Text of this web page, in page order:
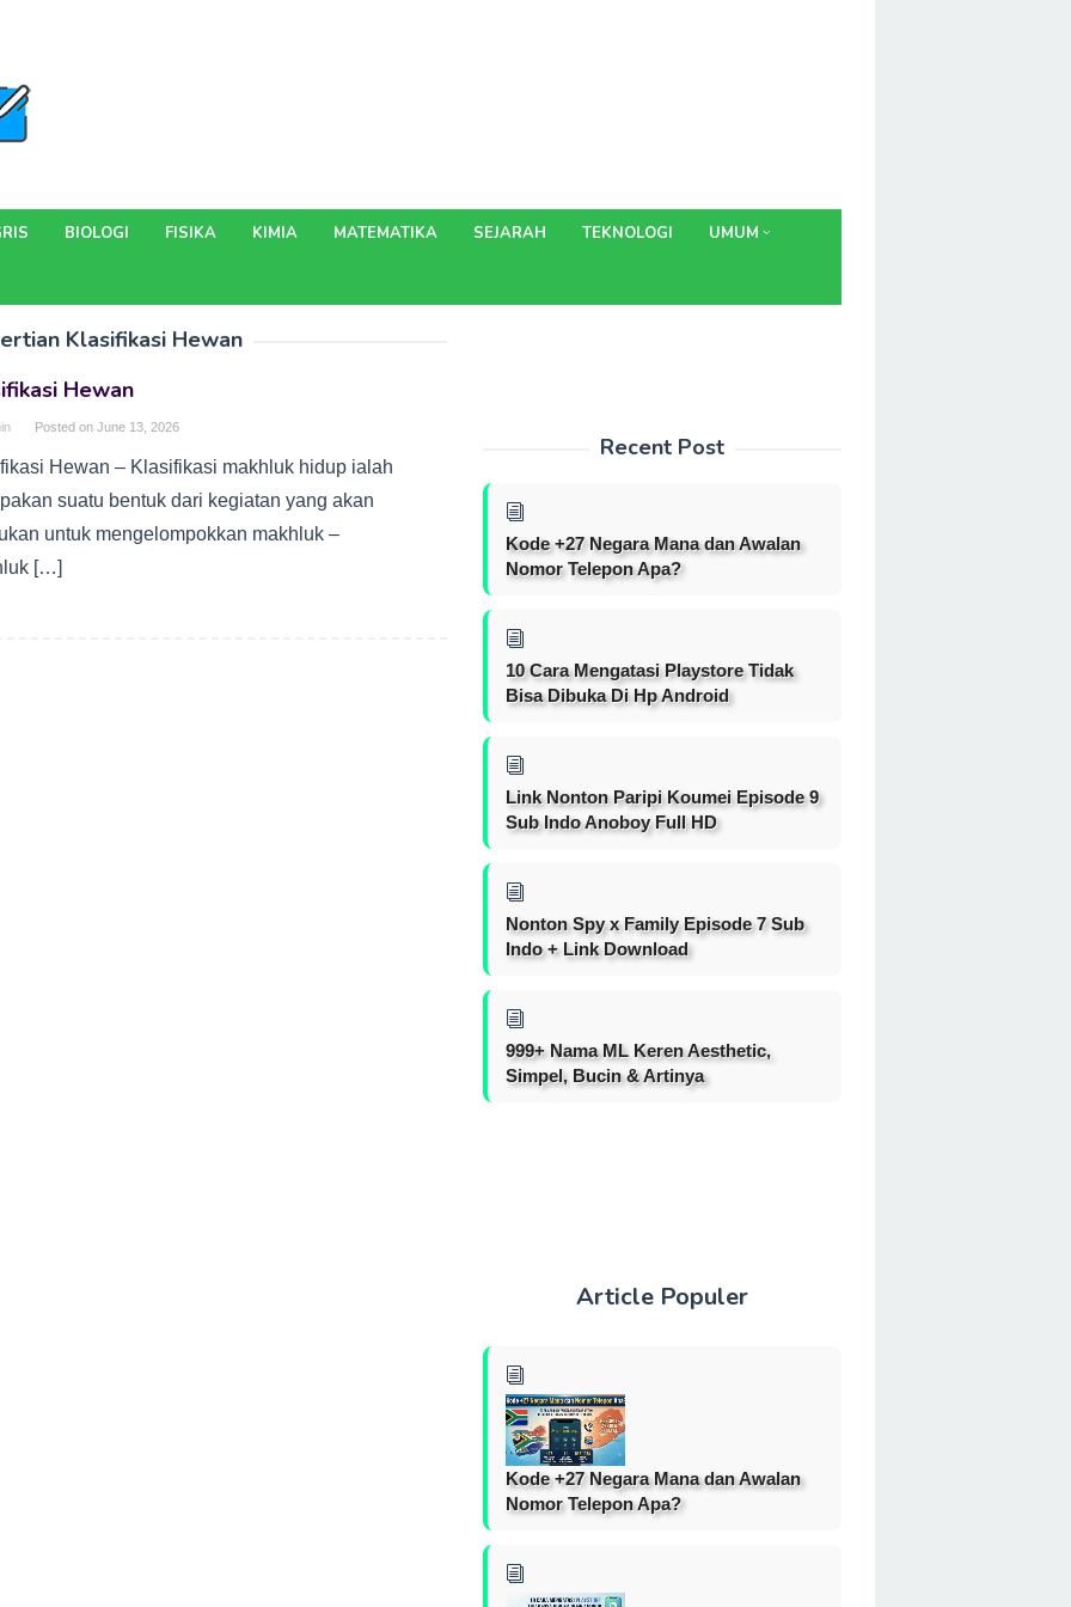
BIOLOGI FISIKA KIMIA MATEMATIKA SEJARAH TEKNOLOGI UMUM
Klasifikasi Hewan
Hewan
Posted on June 13, 2026
Hewan – Klasifikasi makhluk hidup ialah
suatu bentuk dari kegiatan yang akan
untuk mengelompokkan makhluk –
[…]
Recent Post
Kode +27 Negara Mana dan Awalan
Nomor Telepon Apa?
10 Cara Mengatasi Playstore Tidak
Bisa Dibuka Di Hp Android
Link Nonton Paripi Koumei Episode 9
Sub Indo Anoboy Full HD
Nonton Spy x Family Episode 7 Sub
Indo + Link Download
999+ Nama ML Keren Aesthetic,
Simpel, Bucin & Artinya
Article Populer
Kode +27 Negara Mana dan Awalan
Nomor Telepon Apa?